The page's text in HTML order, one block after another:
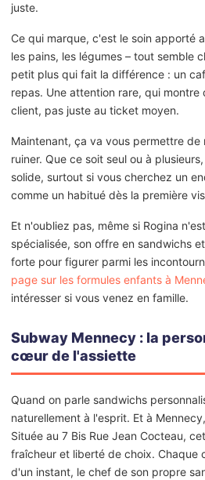
juste.
Ce qui marque, c'est le soin apporté
les pains, les légumes – tout semble
petit plus qui fait la différence : un
repas. Une attention rare, qui montre
client, pas juste au ticket moyen.
Maintenant, ça va vous permettre de
ruiner. Que ce soit seul ou à
solide, surtout si vous cherchez un
comme un habitué dès la première
Et n'oubliez pas, même si Rogina
spécialisée, son offre en sandwichs
forte pour figurer parmi les
page sur les formules enfants à
intéresser si vous venez en famille.
Subway Mennecy : la
cœur de l'assiette
Quand on parle sandwichs
naturellement à l'esprit. Et à
Située au 7 Bis Rue Jean Cocteau,
fraîcheur et liberté de choix. Chaque
d'un instant, le chef de son propre